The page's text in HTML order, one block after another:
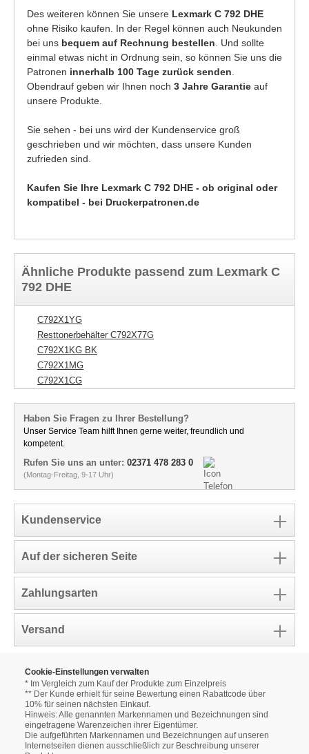
Des weiteren können Sie unsere Lexmark C 792 DHE
ohne Risiko kaufen. In der Regel können auch Neukunden
bei uns bequem auf Rechnung bestellen . Und sollte
einmal etwas nicht in Ordnung sein, so können Sie uns die
Patronen innerhalb 100 Tage zurück senden
Obendrauf geben wir Ihnen noch 3 Jahre Garantie auf
unsere Produkte.
Sie sehen - bei uns wird der Kundenservice groß
geschrieben und wir möchten, dass unsere Kunden
zufrieden sind.
Kaufen Sie Ihre Lexmark C 792 DHE - ob original oder
kompatibel - bei Druckerpatronen.de
Ähnliche Produkte passend zum Lexmark C
792 DHE
C792X1YG
Resttonerbehälter C792X77G
C792X1KG BK
C792X1MG
C792X1CG
Haben Sie Fragen zu Ihrer Bestellung?
Unser Service Team hilft Ihnen gerne weiter, freundlich und
kompetent.
Rufen Sie uns an unter: 02371 478 283 0
(Montag-Freitag, 9-17 Uhr)
Kundenservice
Auf der sicheren Seite
Zahlungsarten
Versand
Cookie-Einstellungen verwalten
* Im Vergleich zum Kauf der Produkte zum Einzelpreis
** Der Kunde erhielt für seine Bewertung einen Rabattcode über
10% für seinen nächsten Einkauf.
Hinweis: Alle genannten Markennamen und Bezeichnungen sind
eingetragene Warenzeichen ihrer Eigentümer.
Die aufgeführten Markennamen und Bezeichnungen auf unseren
Internetseiten dienen ausschließlich zur Beschreibung unserer